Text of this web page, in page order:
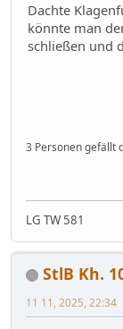
Dachte
könnte man
schließen und
3 Personen gefällt
LG TW 581
StlB Kh.
11 11, 2025, 22:34